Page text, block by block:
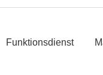
Funktionsdienst